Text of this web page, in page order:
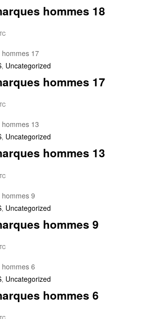
hommes 18
, Uncategorized
hommes 17
, Uncategorized
hommes 13
, Uncategorized
hommes 9
, Uncategorized
hommes 6